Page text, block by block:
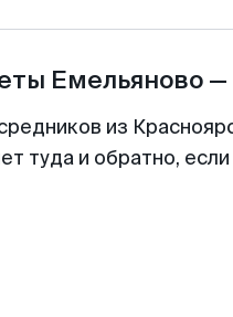
Емельяново —
из
туда и обратно,